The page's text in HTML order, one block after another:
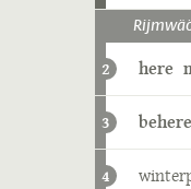
2 here
3 behere
4